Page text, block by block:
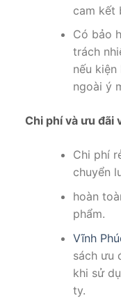
cam kết
Có bảo
trách
nếu
ngoài ý
Chi phí và ưu đãi
Chi phí
chuyển
hoàn
phẩm.
Vĩnh
sách ưu
khi sử
ty.